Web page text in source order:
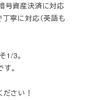
号資産決済に対応
寧に対応（英語も
1/3。
。
さい！